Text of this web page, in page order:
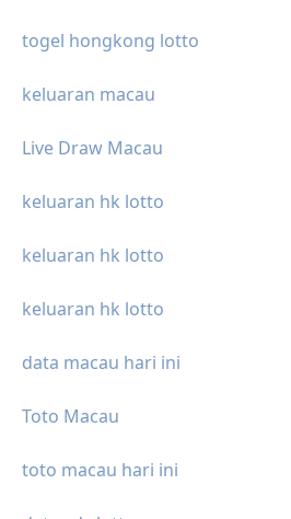
togel hongkong lotto
keluaran macau
Live Draw Macau
keluaran hk lotto
keluaran hk lotto
keluaran hk lotto
data macau hari ini
Toto Macau
toto macau hari ini